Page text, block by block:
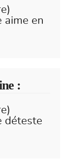
aime en
:
déteste